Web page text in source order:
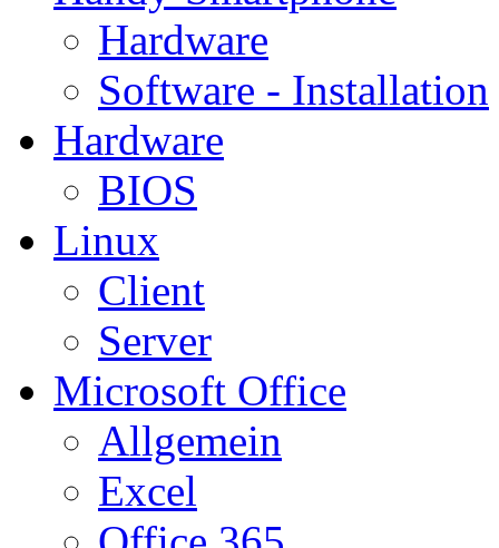
Hardware
Software - Installation
Hardware
BIOS
Linux
Client
Server
Microsoft Office
Allgemein
Excel